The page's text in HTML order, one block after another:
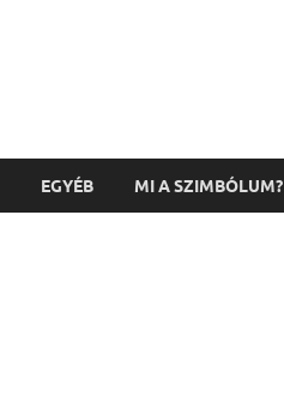
EGYÉB MI A SZIMBÓLUM?